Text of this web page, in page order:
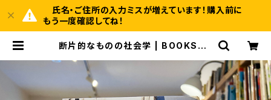
氏名・ご住所の入力ミスが増えています！購入前に
もう一度確認してね！
断片的なものの社会学 | BOOKSHO